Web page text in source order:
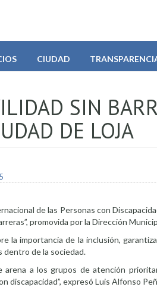
CIUDAD
SIN
DE LOJA
de las Personas con
promovida por la Dirección
la importancia de la inclusión,
dentro de la sociedad.
a los grupos de atención
discapacidad”, expresó Luis Alfonso